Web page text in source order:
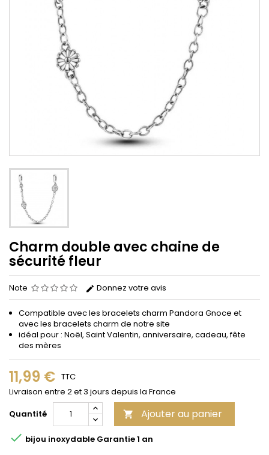
Charm double avec chaine de
sécurité fleur
Note Donnez votre avis
Compatible avec les bracelets charm Pandora Gnoce et
avec les bracelets charm de notre site
idéal pour : Noël, Saint Valentin, anniversaire, cadeau, fête
des mères
11,99 € TTC
Livraison entre 2 et 3 jours depuis la France
Quantité
 Ajouter au panier
 bijou inoxydable Garantie 1 an